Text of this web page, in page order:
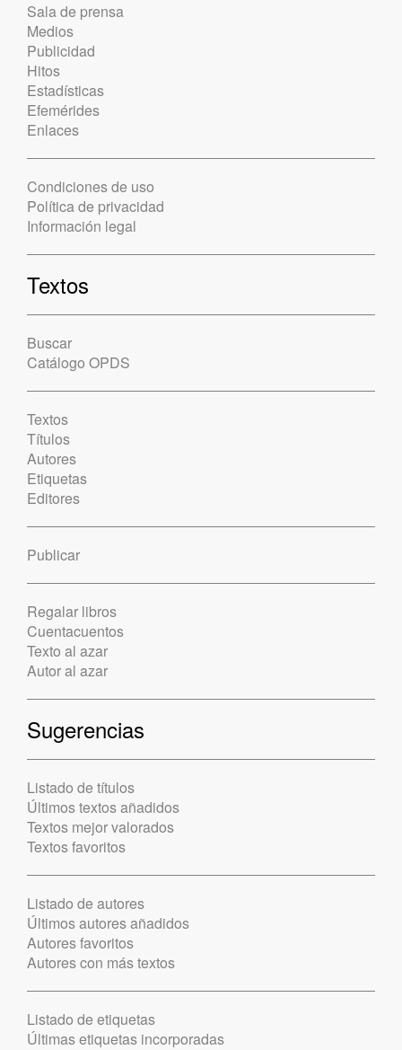
Sala de prensa
Medios
Publicidad
Hitos
Estadísticas
Efemérides
Enlaces
Condiciones de uso
Política de privacidad
Información legal
Textos
Buscar
Catálogo OPDS
Textos
Títulos
Autores
Etiquetas
Editores
Publicar
Regalar libros
Cuentacuentos
Texto al azar
Autor al azar
Sugerencias
Listado de títulos
Últimos textos añadidos
Textos mejor valorados
Textos favoritos
Listado de autores
Últimos autores añadidos
Autores favoritos
Autores con más textos
Listado de etiquetas
Últimas etiquetas incorporadas